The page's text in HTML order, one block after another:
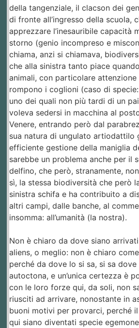
della tangenziale, il clacson dei
di fronte all’ingresso della scuola,
apprezzare l’inesauribile capacità
storno (genio incompreso e
chiama, anzi si chiamava,
che alla sinistra tanto piace
animali, con particolare attenzione
rompono i coglioni (caso di
uno dei quali non più tardi di un
voleva sedersi in macchina al
Venere, entrando però dal
sua natura di ungulato artiodattilo
efficiente gestione della maniglia
sarebbe un problema anche per il
delfino, che però, stranamente,
sì, la stessa biodiversità che però
sinistra schifa e ha contribuito a
altri campi, dalle banche, al
insomma: all’umanità (la nostra).
Non è chiaro da dove siano
aliens, o meglio: non è chiaro
perché da dove lo si sa, si sa
autoctona, e un’unica certezza è
con le loro forze qui, da soli, non
riusciti ad arrivare, nonostante in
buoni motivi per provarci, perché
qui siano diventati specie